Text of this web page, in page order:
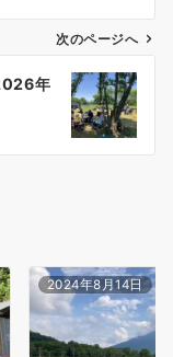
次のページへ
年
2024年8月14日